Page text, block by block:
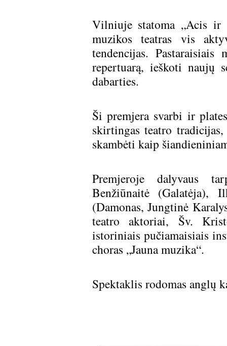
Vilniuje statoma „Acis ir
muzikos teatras vis
tendencijas.
repertuarą, ieškoti
dabarties.
Ši premjera svarbi ir
skirtingas teatro
skambėti kaip
Premjeroje dalyvaus
Benžiūnaitė (Galatėja),
(Damonas, Jungtinė
teatro aktoriai, Šv.
istoriniais pučiamaisiais
choras „Jauna muzika“.
Spektaklis rodomas anglų